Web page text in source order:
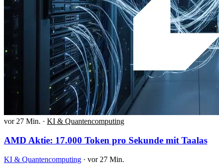
vor 27 Min. · KI & Quantencomputing
AMD Aktie: 17.000 Token pro Sekunde mit Taalas
KI & Quantencomputing · vor 27 Min.